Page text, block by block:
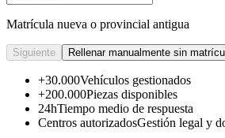
Matrícula nueva o provincial antigua
Siguiente Rellenar manualmente sin
+30.000Vehículos gestionados
+200.000Piezas disponibles
24hTiempo medio de respuesta
Centros autorizadosGestión legal y